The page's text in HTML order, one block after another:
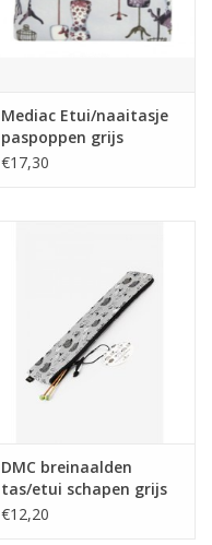
Mediac Etui/naaitasje
paspoppen grijs
€17,30
DMC breinaalden
tas/etui schapen grijs
€12,20